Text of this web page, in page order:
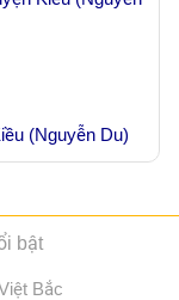
(Nguyễn Du)
bật
Bắc